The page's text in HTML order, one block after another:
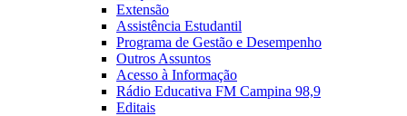
Extensão
Assistência Estudantil
Programa de Gestão e Desempenho
Outros Assuntos
Acesso à Informação
Rádio Educativa FM Campina 98,9
Editais